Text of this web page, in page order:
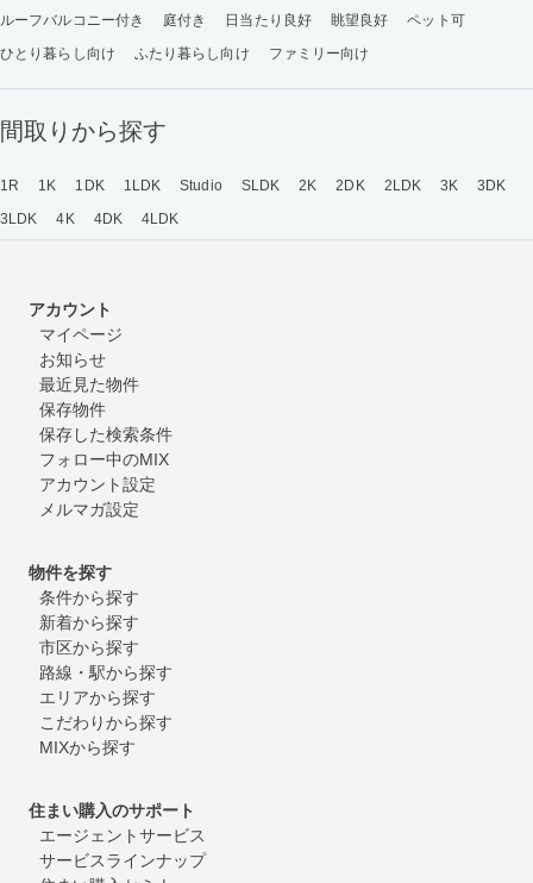
ルーフバルコニー付き 庭付き 日当たり良好 眺望良好
ペット可
ひとり暮らし向け
ふたり暮らし向け ファミリー向け
間取りから探す
1R 1K 1DK 1LDK Studio SLDK 2K 2DK 2LDK 3K
3DK
3LDK
4K 4DK 4LDK
アカウント
マイページ
お知らせ
最近見た物件
保存物件
保存した検索条件
フォロー中のMIX
アカウント設定
メルマガ設定
物件を探す
条件から探す
新着から探す
市区から探す
路線・駅から探す
エリアから探す
こだわりから探す
MIXから探す
住まい購入のサポート
エージェントサービス
サービスラインナップ